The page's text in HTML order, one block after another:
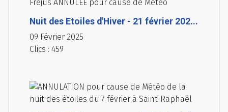
Nuit des Etoiles d'Hiver - 21 février 202...
09 Février 2025
Clics : 459